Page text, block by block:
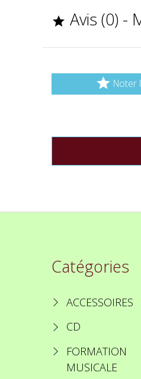
 Avis (0) -
 Noter
Catégories
ACCESSOIRES
CD
FORMATION
MUSICALE